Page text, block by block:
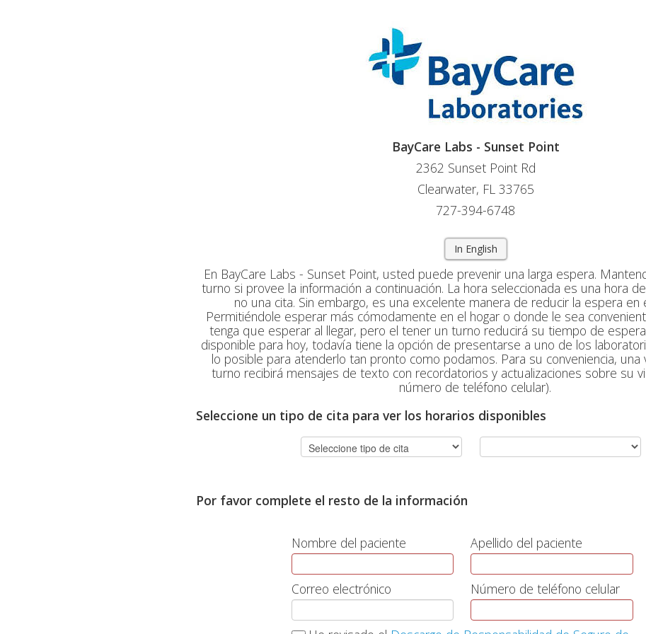
BayCare Labs - Sunset Point
2362 Sunset Point Rd
Clearwater, FL 33765
727-394-6748
In English
En BayCare Labs - Sunset Point, usted puede prevenir una larga espera.
turno si provee la información a continuación. La hora seleccionada es una hora
no una cita. Sin embargo, es una excelente manera de reducir la espera en
Permitiéndole esperar más cómodamente en el hogar o donde le sea
tenga que esperar al llegar, pero el tener un turno reducirá su tiempo de
disponible para hoy, todavía tiene la opción de presentarse a uno de los
lo posible para atenderlo tan pronto como podamos. Para su conveniencia, una
turno recibirá mensajes de texto con recordatorios y actualizaciones sobre su
número de teléfono celular).
Seleccione un tipo de cita para ver los horarios disponibles
Por favor complete el resto de la información
Nombre del paciente Apellido del paciente
Correo electrónico Número de teléfono celular